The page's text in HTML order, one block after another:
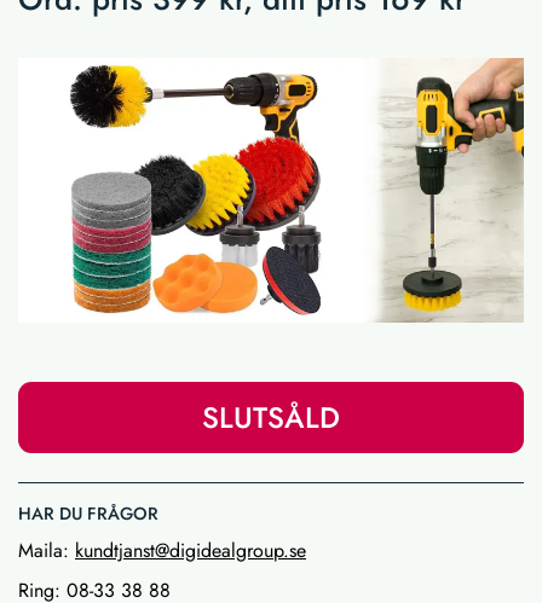
SLUTSÅLD
HAR DU FRÅGOR
Maila: kundtjanst@digidealgroup.se
Ring: 08-33 38 88